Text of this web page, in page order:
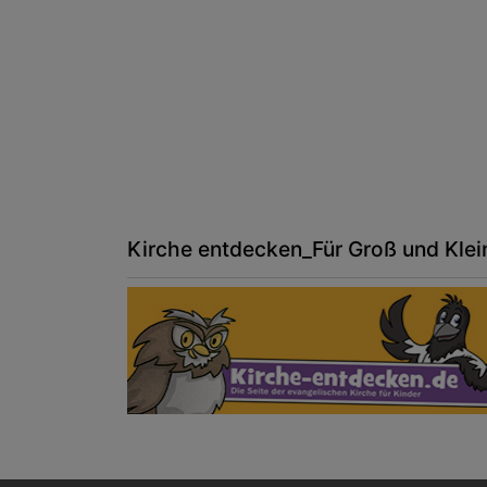
Kirche entdecken_Für Groß und